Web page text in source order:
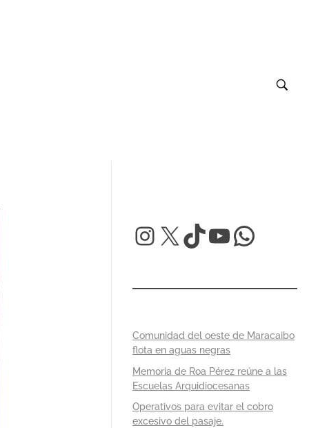
Comunidad del oeste de Maracaibo
flota en aguas negras
Memoria de Roa Pérez reúne a las
Escuelas Arquidiocesanas
Operativos para evitar el cobro
excesivo del pasaje.